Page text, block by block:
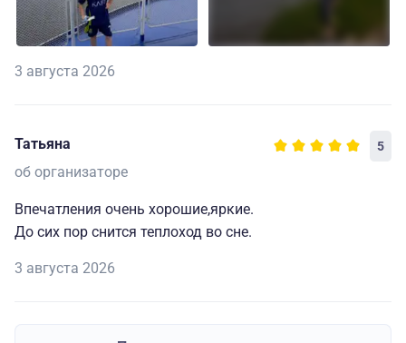
3 августа 2026
Татьяна 5
об организаторе
Впечатления очень хорошие,яркие.
До сих пор снится теплоход во сне.
3 августа 2026